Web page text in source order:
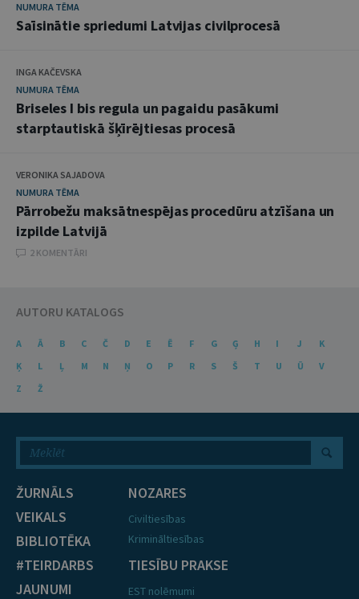
NUMURA TĒMA
Saīsinātie spriedumi Latvijas civilprocesā
INGA KAČEVSKA
NUMURA TĒMA
Briseles I bis regula un pagaidu pasākumi
starptautiskā šķīrējtiesas procesā
VERONIKA SAJADOVA
NUMURA TĒMA
Pārrobežu maksātnespējas procedūru atzīšana un
izpilde Latvijā
2 KOMENTĀRI
AUTORU KATALOGS
A Ā B C Č D E Ē F G Ģ H I J
K
Ķ
L Ļ M N Ņ O P R S Š T U Ū
V
Z
Ž
ŽURNĀLS
VEIKALS
BIBLIOTĒKA
#TEIRDARBS
JAUNUMI
NOZARES
Civiltiesības
Krimināltiesības
TIESĪBU PRAKSE
EST nolēmumi